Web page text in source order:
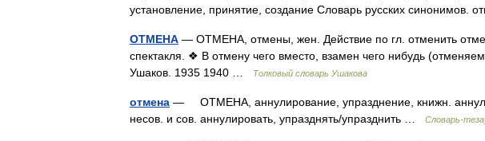
установление, принятие, создание Словарь русских синонимов.
ОТМЕНА — ОТМЕНА, отмены, жен. Действие по гл. отменить
спектакля. ❖ В отмену чего вместо, взамен чего нибудь
Ушаков. 1935 1940 …
Толковый словарь Ушакова
отмена — ОТМЕНА, аннулирование, упразднение, книжн.
несов. и сов. аннулировать, упразднять/упразднить …
Словарь-